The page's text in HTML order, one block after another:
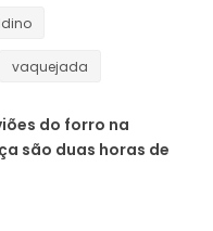
vaquejada
do forro na
são duas horas de